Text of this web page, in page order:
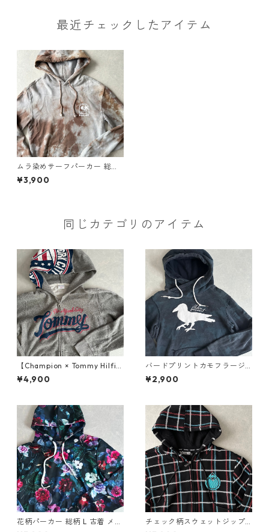
最近チェックしたアイテム
ムラ染めサーフパーカー 総柄
S 古着 メンズ
¥3,900
同じカテゴリのアイテム
【Champion × Tommy Hilfig
er】リバースウィーブロゴプ
リント裏毛スウェットジップ
¥4,900
バードプリントカモフラージ
ュ柄スウェットパーカー カモ
フラ柄 L 古着 メンズ
¥2,900
花柄パーカー 総柄 L 古着 メン
チェック柄スウェットジップ